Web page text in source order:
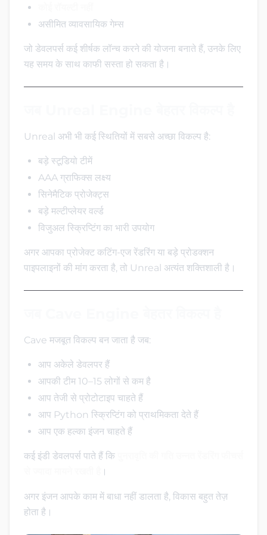
असीमित व्यावसायिक गेम्स
जो डेवलपर्स कई शीर्षक लॉन्च करने की योजना बनाते हैं, उनके लिए
यह समय के साथ काफी सस्ता हो सकता है।
Unreal अभी भी कई स्थितियों में सबसे अच्छा विकल्प है:
बड़े स्टूडियो टीमें
AAA ग्राफिक्स लक्ष्य
सिनेमैटिक प्रोजेक्ट्स
बड़े मल्टीप्लेयर वर्ल्ड
विजुअल स्क्रिप्टिंग का भारी उपयोग
अगर आपका प्रोजेक्ट कटिंग-एज रेंडरिंग या बड़े प्रोडक्शन
पाइपलाइनों की मांग करता है, तो Unreal अत्यंत शक्तिशाली है।
Cave मजबूत विकल्प बन जाता है जब:
आप अकेले डेवलपर हैं
आपकी टीम 10–15 लोगों से कम है
आप तेजी से प्रोटोटाइप चाहते हैं
आप Python स्क्रिप्टिंग को प्राथमिकता देते हैं
आप एक हल्का इंजन चाहते हैं
कई इंडी डेवलपर्स पाते हैं कि
।
अगर इंजन आपके काम में बाधा नहीं डालता है, विकास बहुत तेज़
होता है।